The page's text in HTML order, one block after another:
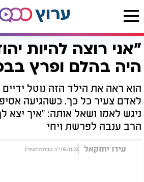
דף הבית יהדות לקראת שבת "אני רוצה להיות יהודי": הרב היה בהלם ופרץ בבכי
"אני רוצה להיות
היה בהלם ופרץ
הוא ראה את הילד הזה נוטל
לאדם צעיר כל כך. כשהגיעה
ניגש לאמו ושאל אותה: "איך יצא
הרב ענבה לפרשת ויחי
עידו יחזקאל 05.01.23 י"ב טבת התשפ"ג